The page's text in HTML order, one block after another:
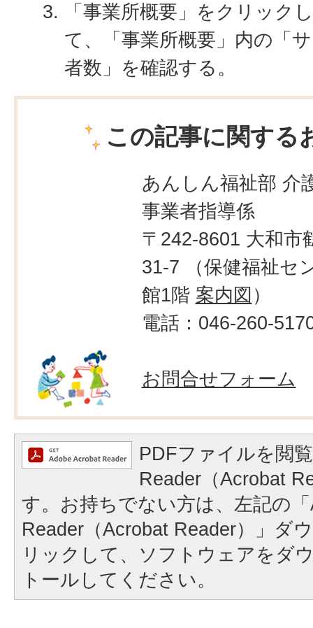
「事業所概要」をクリック
て、「事業所概要」内の「
者数」を確認する。
この記事に関する
あんしん福祉部 介
事業者指導係
〒242-8601 大和市
31-7 （保健福祉セ
館1階 案内図 ）
電話：046-260-
お問合せフォーム
PDFファイルを閲
Reader（Acrobat
す。お持ちでない方は、左記の
Reader（Acrobat Reader）」ダ
リックして、ソフトウェアをダ
トールしてください。